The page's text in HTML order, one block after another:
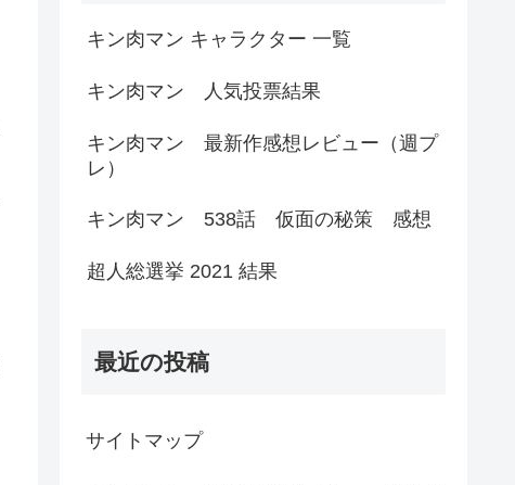
キン肉マン キャラクター 一覧
キン肉マン 人気投票結果
キン肉マン 最新作感想レビュー（週プ
レ）
キン肉マン 538話 仮面の秘策 感想
超人総選挙 2021 結果
最近の投稿
サイトマップ